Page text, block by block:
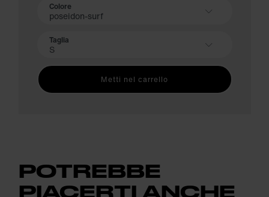
Colore
poseidon-surf
Taglia
S
Metti nel carrello
POTREBBE
PIACERTI ANCHE